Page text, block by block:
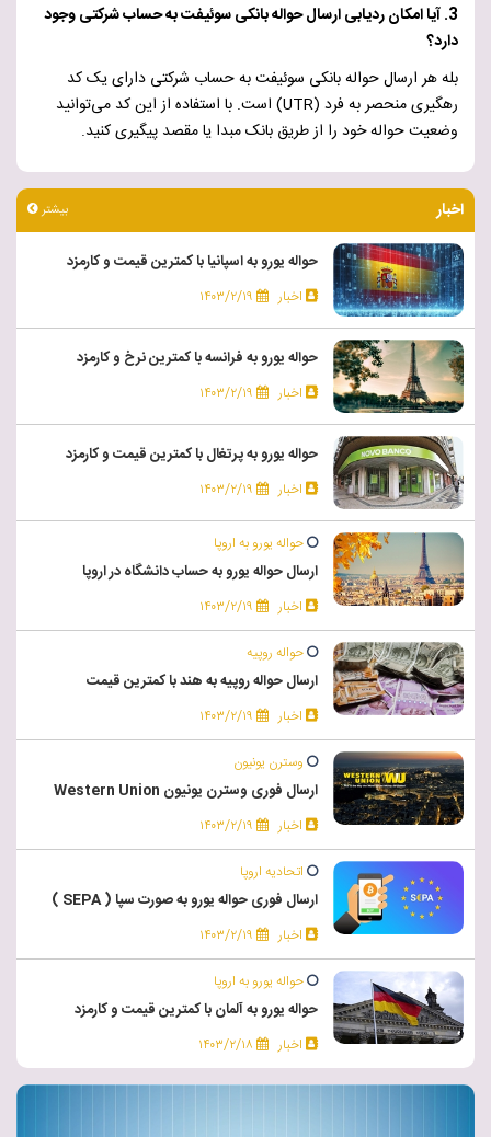
3. آیا امکان ردیابی ارسال حواله بانکی سوئیفت به حساب شرکتی وجود
دارد؟
بله هر ارسال حواله بانکی سوئیفت به حساب شرکتی دارای یک کد
رهگیری منحصر به فرد (UTR) است. با استفاده از این کد می‌توانید
وضعیت حواله خود را از طریق بانک مبدا یا مقصد پیگیری کنید.
اخبار بیشتر
حواله یورو به اسپانیا با کمترین قیمت و کارمزد
اخبار ۱۴۰۳/۲/۱۹
حواله یورو به فرانسه با کمترین نرخ و کارمزد
اخبار ۱۴۰۳/۲/۱۹
حواله یورو به پرتغال با کمترین قیمت و کارمزد
اخبار ۱۴۰۳/۲/۱۹
حواله یورو به اروپا
ارسال حواله یورو به حساب دانشگاه در اروپا
اخبار ۱۴۰۳/۲/۱۹
حواله روپیه
ارسال حواله روپیه به هند با کمترین قیمت
اخبار ۱۴۰۳/۲/۱۹
وسترن یونیون
ارسال فوری وسترن یونیون Western Union
اخبار ۱۴۰۳/۲/۱۹
اتحادیه اروپا
ارسال فوری حواله یورو به صورت سپا ( SEPA )
اخبار ۱۴۰۳/۲/۱۹
حواله یورو به اروپا
حواله یورو به آلمان با کمترین قیمت و کارمزد
اخبار ۱۴۰۳/۲/۱۸